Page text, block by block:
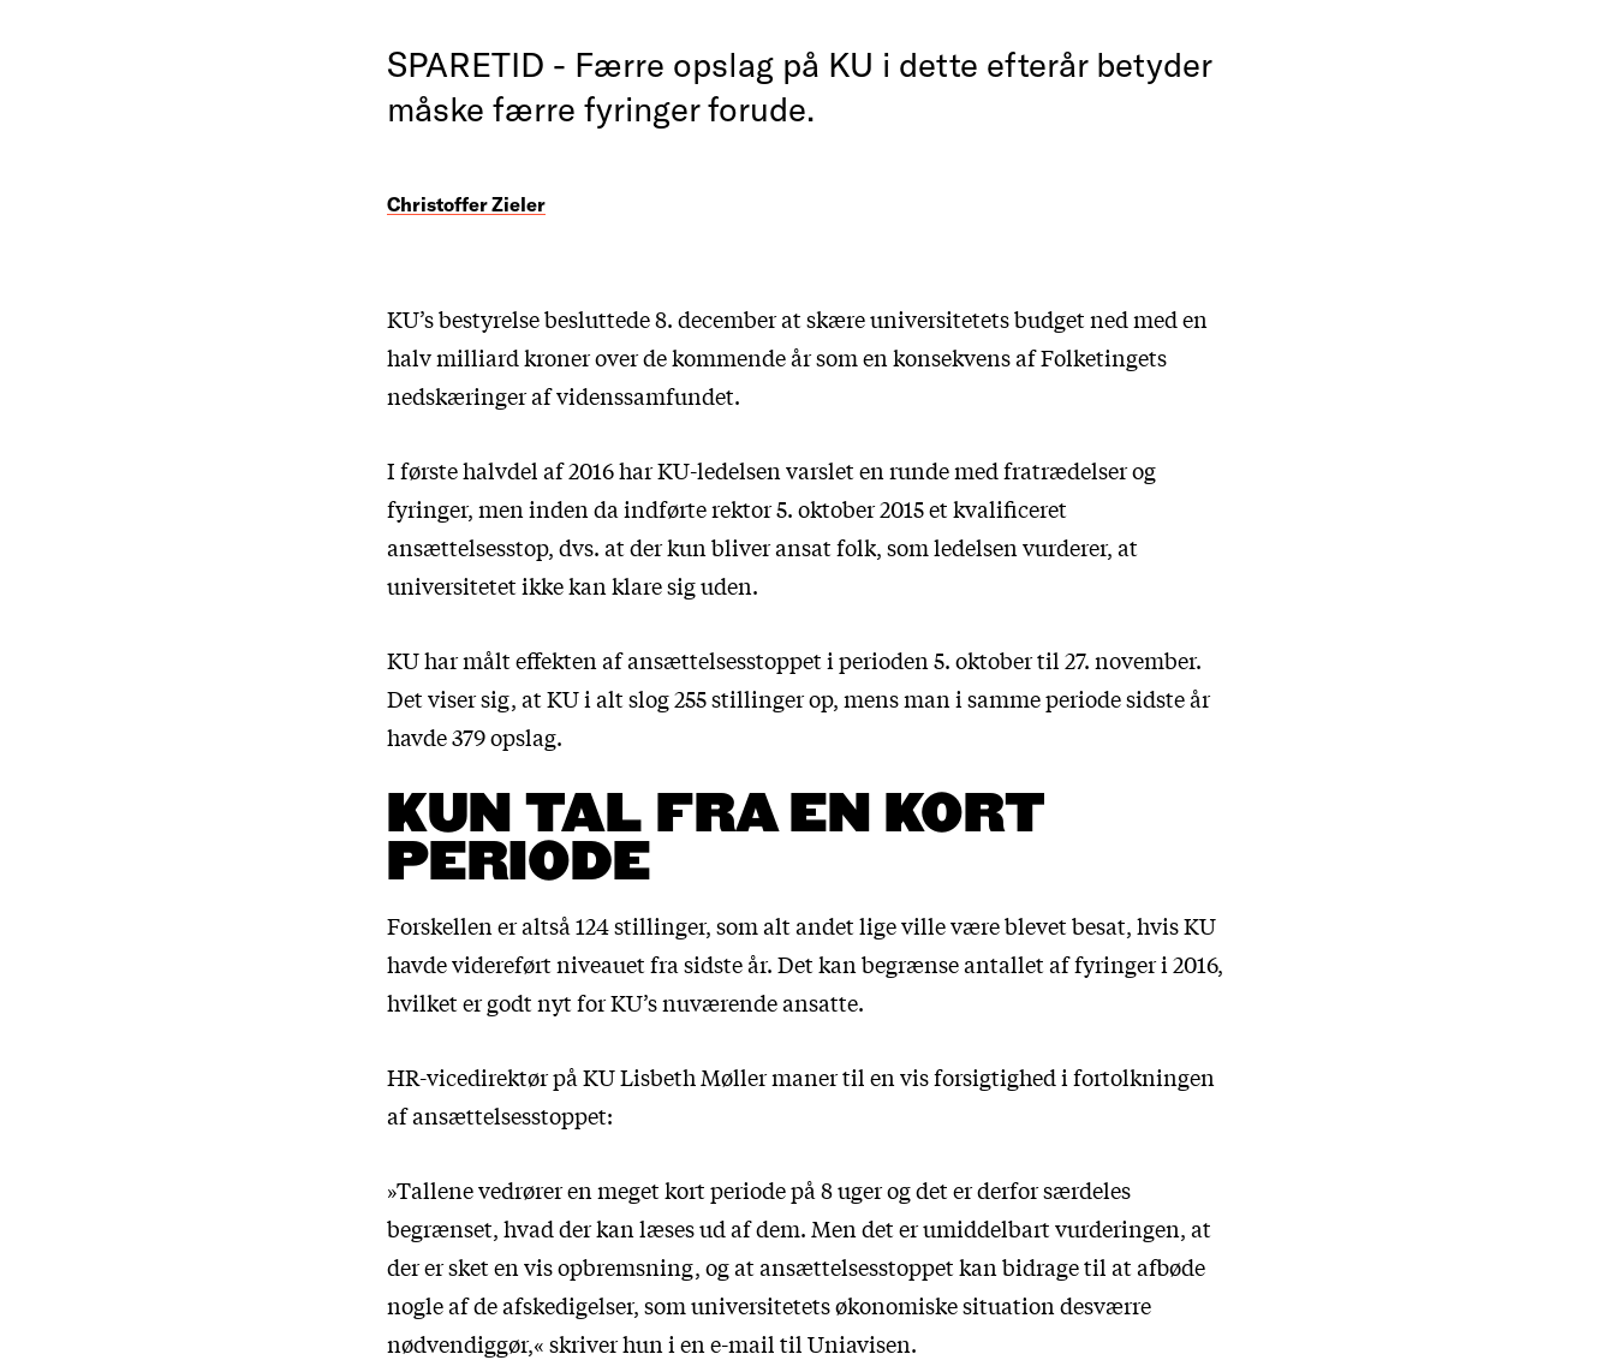
SPARETID - Færre opslag på KU i dette efterår betyder
måske færre fyringer forude.
Christoffer Zieler
KU’s bestyrelse besluttede 8. december at skære universitetets budget ned med en
halv milliard kroner over de kommende år som en konsekvens af Folketingets
nedskæringer af videnssamfundet.
I første halvdel af 2016 har KU-ledelsen varslet en runde med fratrædelser og
fyringer, men inden da indførte rektor 5. oktober 2015 et kvalificeret
ansættelsesstop, dvs. at der kun bliver ansat folk, som ledelsen vurderer, at
universitetet ikke kan klare sig uden.
KU har målt effekten af ansættelsesstoppet i perioden 5. oktober til 27. november.
Det viser sig, at KU i alt slog 255 stillinger op, mens man i samme periode sidste år
havde 379 opslag.
KUN TAL FRA EN KORT
PERIODE
Forskellen er altså 124 stillinger, som alt andet lige ville være blevet besat, hvis KU
havde videreført niveauet fra sidste år. Det kan begrænse antallet af fyringer i 2016,
hvilket er godt nyt for KU’s nuværende ansatte.
HR-vicedirektør på KU Lisbeth Møller maner til en vis forsigtighed i fortolkningen
af ansættelsesstoppet:
»Tallene vedrører en meget kort periode på 8 uger og det er derfor særdeles
begrænset, hvad der kan læses ud af dem. Men det er umiddelbart vurderingen, at
der er sket en vis opbremsning, og at ansættelsesstoppet kan bidrage til at afbøde
nogle af de afskedigelser, som universitetets økonomiske situation desværre
nødvendiggør,« skriver hun i en e-mail til Uniavisen.